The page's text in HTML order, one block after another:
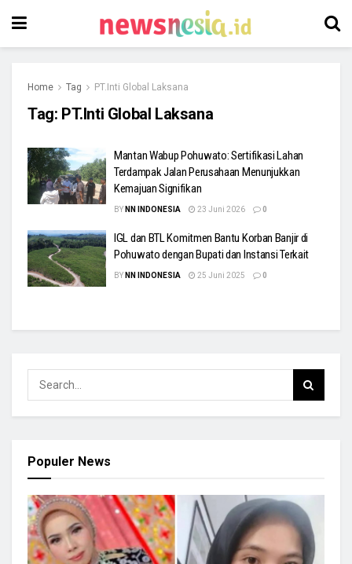
Home Tag PT.Inti Global Laksana
Tag: PT.Inti Global Laksana
Mantan Wabup Pohuwato: Sertifikasi Lahan
Terdampak Jalan Perusahaan Menunjukkan
Kemajuan Signifikan
BY NN INDONESIA 23 Juni 2026 0
IGL dan BTL Komitmen Bantu Korban Banjir di
Pohuwato dengan Bupati dan Instansi Terkait
BY NN INDONESIA 25 Juni 2025 0
Populer News